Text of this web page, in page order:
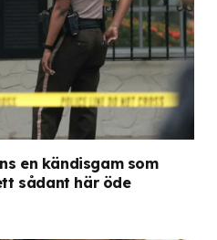
en kändisgam som
sådant här öde